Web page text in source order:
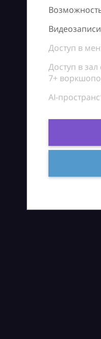
Доступ в
Доступ в
7+
AI-